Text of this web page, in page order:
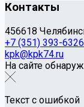
Контакты
456618
+7 (351) 393-6326
kpk@kpk74.ru
На сайте
Текст с ошибкой